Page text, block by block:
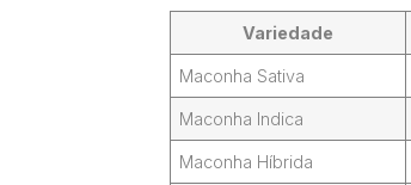
Variedade
Maconha Sativa
Maconha Indica
Maconha Híbrida